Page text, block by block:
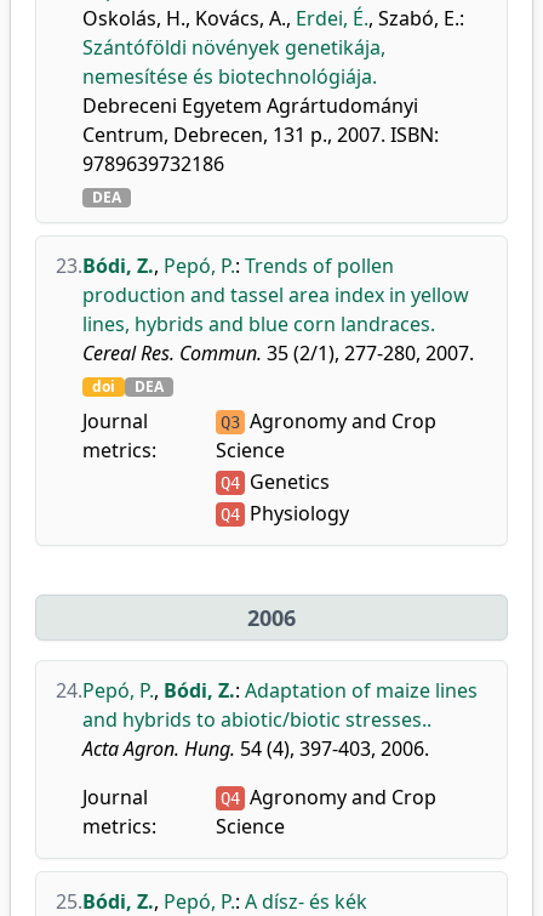
Oskolás, H., Kovács, A., Erdei, É., Szabó, E.:
Szántóföldi növények genetikája,
nemesítése és biotechnológiája.
Debreceni Egyetem Agrártudományi
Centrum, Debrecen, 131 p., 2007. ISBN:
9789639732186
DEA
23.Bódi, Z., Pepó, P.: Trends of pollen
production and tassel area index in yellow
lines, hybrids and blue corn landraces.
Cereal Res. Commun. 35 (2/1), 277-280, 2007.
doi DEA
Journal
metrics:
Q3 Agronomy and Crop
Science
Q4 Genetics
Q4 Physiology
2006
24.Pepó, P., Bódi, Z.: Adaptation of maize lines
and hybrids to abiotic/biotic stresses..
Acta Agron. Hung. 54 (4), 397-403, 2006.
Journal
metrics:
Q4 Agronomy and Crop
Science
25.Bódi, Z., Pepó, P.: A dísz- és kék